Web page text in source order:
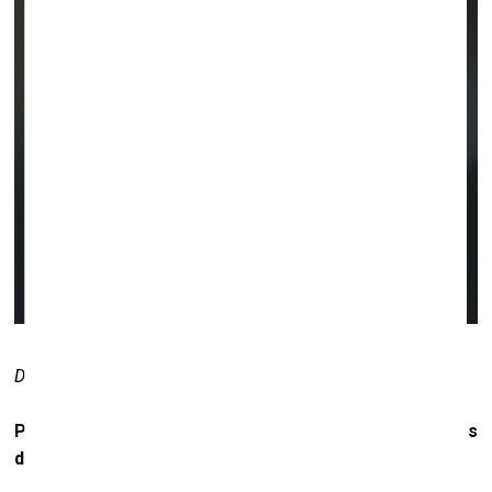
Diaries from Earth
Purvīša balvai nominēta izstāde “Zemes
dienasgrāmatas”. Kāpēc šāds nosaukums?